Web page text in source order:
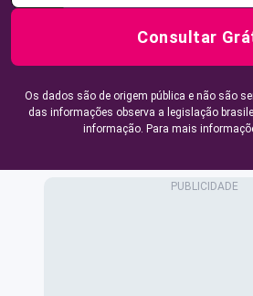
Consultar
Os dados são de origem pública e não são
das informações observa a legislação
informação. Para mais